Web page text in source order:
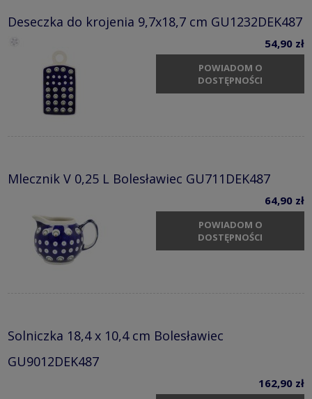
Deseczka do krojenia 9,7x18,7 cm GU1232DEK487
54,90 zł
POWIADOM O
DOSTĘPNOŚCI
Mlecznik V 0,25 L Bolesławiec GU711DEK487
64,90 zł
POWIADOM O
DOSTĘPNOŚCI
Solniczka 18,4 x 10,4 cm Bolesławiec
GU9012DEK487
162,90 zł